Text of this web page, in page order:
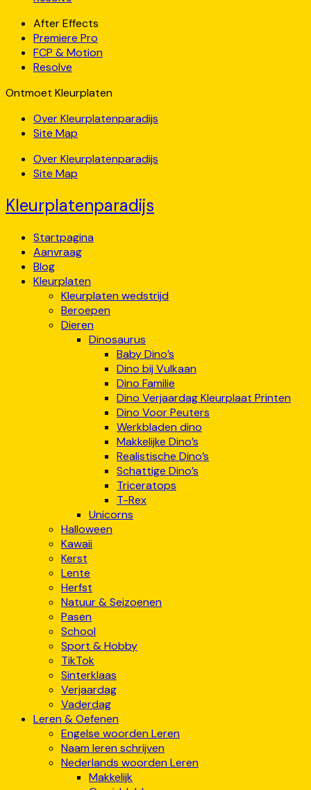
After Effects
Premiere Pro
FCP & Motion
Resolve
Ontmoet Kleurplaten
Over Kleurplatenparadijs
Site Map
Over Kleurplatenparadijs
Site Map
Kleurplatenparadijs
Startpagina
Aanvraag
Blog
Kleurplaten
Kleurplaten wedstrijd
Beroepen
Dieren
Dinosaurus
Baby Dino’s
Dino bij Vulkaan
Dino Familie
Dino Verjaardag Kleurplaat Printen
Dino Voor Peuters
Werkbladen dino
Makkelijke Dino’s
Realistische Dino’s
Schattige Dino’s
Triceratops
T-Rex
Unicorns
Halloween
Kawaii
Kerst
Lente
Herfst
Natuur & Seizoenen
Pasen
School
Sport & Hobby
TikTok
Sinterklaas
Verjaardag
Vaderdag
Leren & Oefenen
Engelse woorden Leren
Naam leren schrijven
Nederlands woorden Leren
Makkelijk